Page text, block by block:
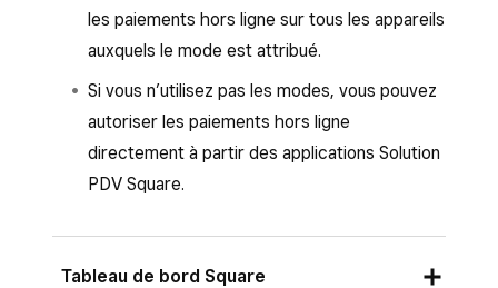
carte.les paiements hors ligne sur tous les appareils
auxquels le mode est attribué.
Si vous n’utilisez pas les modes, vous pouvez
autoriser les paiements hors ligne
directement à partir des applications Solution
PDV Square.
Tableau de bord Square